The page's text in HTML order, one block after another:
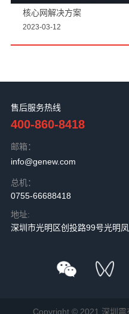
核心网解决方案
2023-03-12
售后服务热线
400-860-8418
邮箱：
info@genew.com
总机：
0755-66688418
地址:
深圳市光明区创投路99号光明
Copyright © 2021.深圳震